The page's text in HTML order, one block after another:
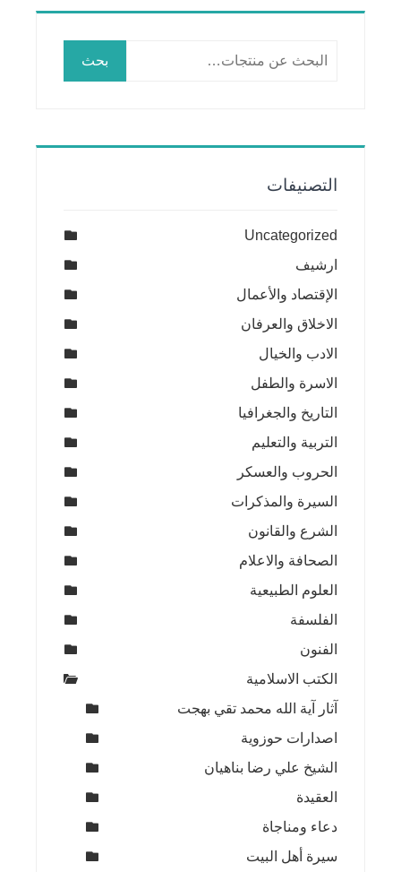
بحث
التصنيفات
Uncategorized
ارشيف
الإقتصاد والأعمال
الاخلاق والعرفان
الادب والخيال
الاسرة والطفل
التاريخ والجغرافيا
التربية والتعليم
الحروب والعسكر
السيرة والمذكرات
الشرع والقانون
الصحافة والاعلام
العلوم الطبيعية
الفلسفة
الفنون
الكتب الاسلامية
آثار آية الله محمد تقي بهجت
اصدارات حوزوية
الشيخ علي رضا بناهيان
العقيدة
دعاء ومناجاة
سيرة أهل البيت